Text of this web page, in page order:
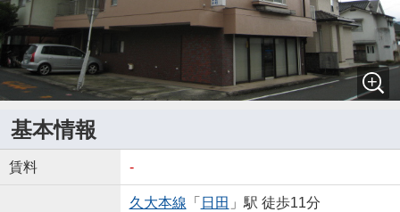
基本情報
賃料 -
久大本線 「 日田 」駅 徒歩11分